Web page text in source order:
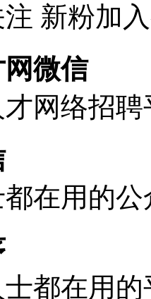
新粉加
微信
网络招聘
在用的公
都在用的